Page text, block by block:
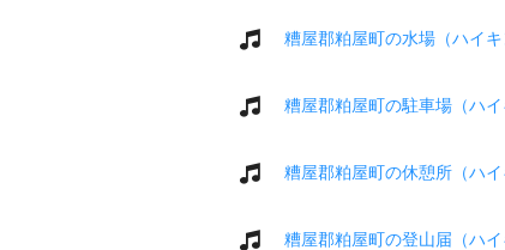
糟屋郡粕屋町の水場（ハイキ
糟屋郡粕屋町の駐車場（ハイ
糟屋郡粕屋町の休憩所（ハイ
糟屋郡粕屋町の登山届（ハイ